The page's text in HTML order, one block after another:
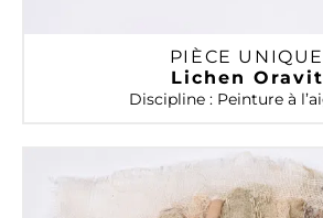
PIÈCE UNIQUE
Lichen Oravit
Discipline : Peinture à